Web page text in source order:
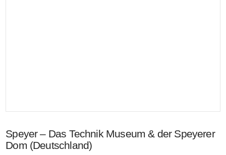
Speyer – Das Technik Museum & der Speyerer
Dom (Deutschland)